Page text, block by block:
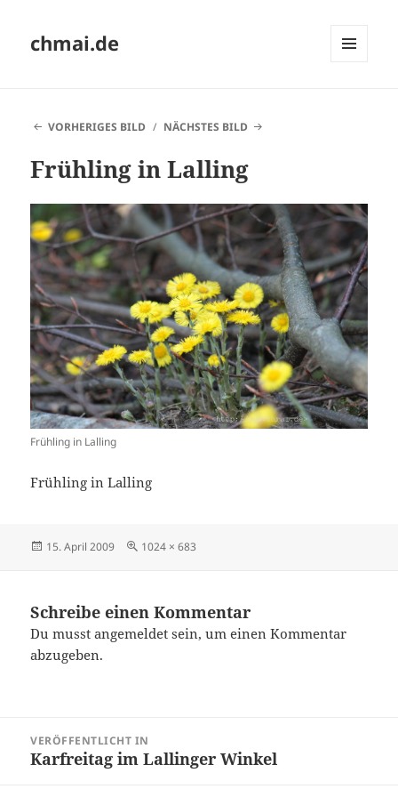
chmai.de
VORHERIGES BILD
NÄCHSTES BILD
Frühling in Lalling
Frühling in Lalling
Frühling in Lalling
Veröffentlicht
15. April 2009 Originalgröße
1024 × 683
Schreibe einen Kommentar
Du musstangemeldet sein, um einen Kommentar
abzugeben.
VERÖFFENTLICHT IN
Karfreitag im Lallinger Winkel